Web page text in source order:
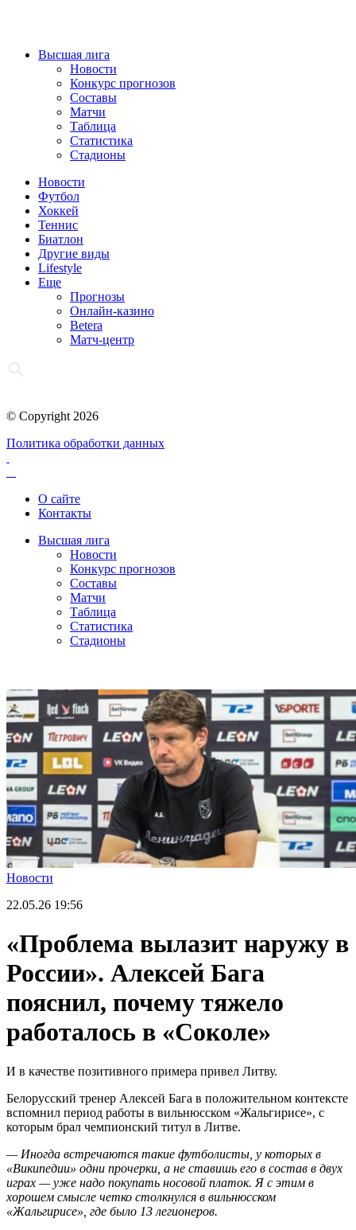
Высшая лига
Новости
Конкурс прогнозов
Составы
Матчи
Таблица
Статистика
Стадионы
Новости
Футбол
Хоккей
Теннис
Биатлон
Другие виды
Lifestyle
Еще
Прогнозы
Онлайн-казино
Betera
Матч-центр
© Copyright 2026
Политика обработки данных
О сайте
Контакты
Высшая лига
Новости
Конкурс прогнозов
Составы
Матчи
Таблица
Статистика
Стадионы
Новости
22.05.26 19:56
«Проблема вылазит наружу в
России». Алексей Бага
пояснил, почему тяжело
работалось в «Соколе»
И в качестве позитивного примера привел Литву.
Белорусский тренер Алексей Бага в положительном контексте
вспомнил период работы в вильнюсском «Жальгирисе», с
которым брал чемпионский титул в Литве.
— Иногда встречаются такие футболисты, у которых в
«Википедии» одни прочерки, а не ставишь его в состав в двух
играх — уже надо покупать носовой платок. Я с этим в
хорошем смысле четко столкнулся в вильнюсском
«Жальгирисе», где было 13 легионеров.